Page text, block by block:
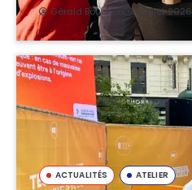
Gérald Bouchon 1 juillet 2026
ACTUALITÉS ATELIER